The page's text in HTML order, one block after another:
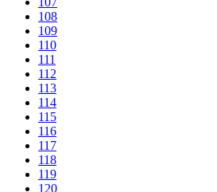
108
109
110
111
112
113
114
115
116
117
118
119
120